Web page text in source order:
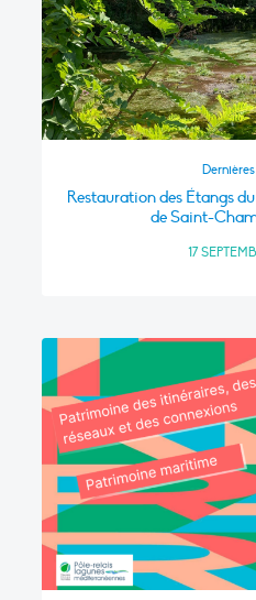
Restauration des Étangs
de Saint-
17